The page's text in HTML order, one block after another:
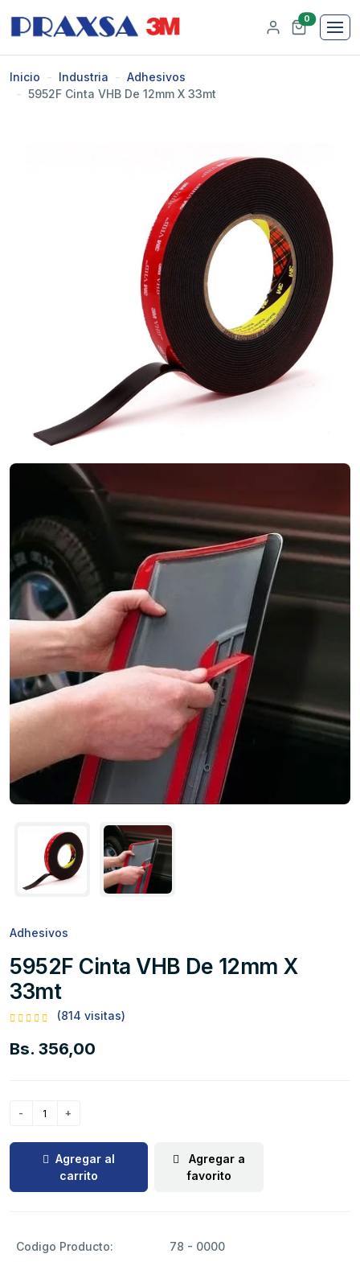
0
Inicio Industria
Adhesivos
5952F Cinta VHB De 12mm X 33mt
Adhesivos
5952F Cinta VHB De 12mm X
33mt
(814 visitas)
Bs. 356,00
Agregar al
carrito
Agregar a
favorito
Codigo Producto: 78 - 0000